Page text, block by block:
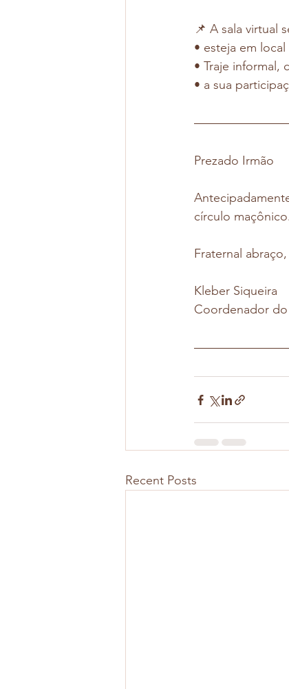
📌 A sala virtual
• esteja em
• Traje informal,
• a sua
Prezado Irmão
círculo maçônico.
Fraternal abraço,
Kleber Siqueira
Coordenador do
Recent Posts